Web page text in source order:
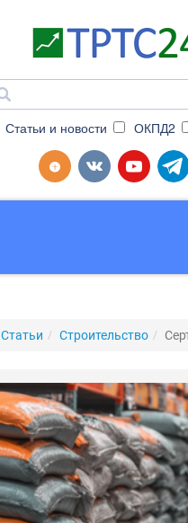
Статьи и новости ОКПД2
Статьи Строительство